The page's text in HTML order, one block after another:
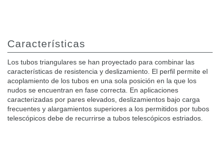
Características
Los tubos triangulares se han proyectado para combinar las
características de resistencia y deslizamiento. El perfil permite el
acoplamiento de los tubos en una sola posición en la que los
nudos se encuentran en fase correcta. En aplicaciones
caracterizadas por pares elevados, deslizamientos bajo carga
frecuentes y alargamientos superiores a los permitidos por tubos
telescópicos debe de recurrirse a tubos telescópicos estriados.